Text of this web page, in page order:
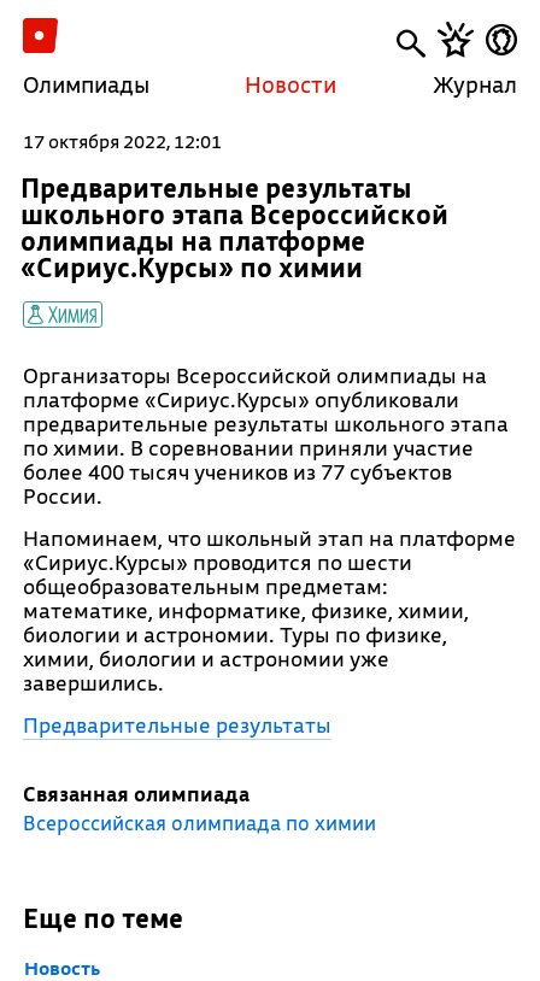
Олимпиады Новости Журнал
17 октября 2022, 12:01
Предварительные результаты
школьного этапа Всероссийской
олимпиады на платформе
«Сириус.Курсы» по химии
Химия
Организаторы Всероссийской олимпиады на
платформе «Сириус.Курсы» опубликовали
предварительные результаты школьного этапа
по химии. В соревновании приняли участие
более 400 тысяч учеников из 77 субъектов
России.
Напоминаем, что школьный этап на платформе
«Сириус.Курсы» проводится по шести
общеобразовательным предметам:
математике, информатике, физике, химии,
биологии и астрономии. Туры по физике,
химии, биологии и астрономии уже
завершились.
Предварительные результаты
Связанная олимпиада
Всероссийская олимпиада по химии
Еще по теме
Новость